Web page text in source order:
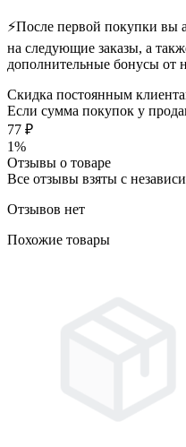
⚡После первой покупки вы
на следующие заказы, а
дополнительные бонусы от
Скидка постоянным
Если сумма покупок у
77 ₽
1%
Отзывы о товаре
Все отзывы взяты с
Отзывов нет
Похожие товары